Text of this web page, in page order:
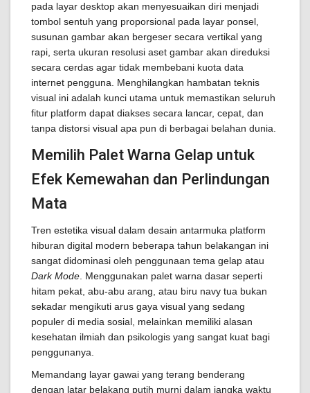
pada layar desktop akan menyesuaikan diri menjadi
tombol sentuh yang proporsional pada layar ponsel,
susunan gambar akan bergeser secara vertikal yang
rapi, serta ukuran resolusi aset gambar akan direduksi
secara cerdas agar tidak membebani kuota data
internet pengguna. Menghilangkan hambatan teknis
visual ini adalah kunci utama untuk memastikan seluruh
fitur platform dapat diakses secara lancar, cepat, dan
tanpa distorsi visual apa pun di berbagai belahan dunia.
Memilih Palet Warna Gelap untuk
Efek Kemewahan dan Perlindungan
Mata
Tren estetika visual dalam desain antarmuka platform
hiburan digital modern beberapa tahun belakangan ini
sangat didominasi oleh penggunaan tema gelap atau
Dark Mode . Menggunakan palet warna dasar seperti
hitam pekat, abu-abu arang, atau biru navy tua bukan
sekadar mengikuti arus gaya visual yang sedang
populer di media sosial, melainkan memiliki alasan
kesehatan ilmiah dan psikologis yang sangat kuat bagi
penggunanya.
Memandang layar gawai yang terang benderang
dengan latar belakang putih murni dalam jangka waktu